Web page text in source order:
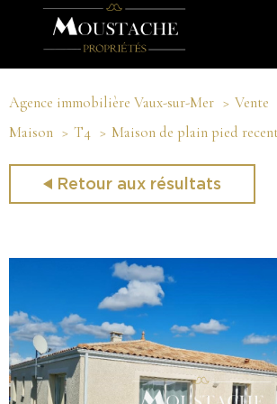
Agence immobilière Vaux-sur-Mer Vente
Maison
T4 Maison de plain pied
Retour aux résultats